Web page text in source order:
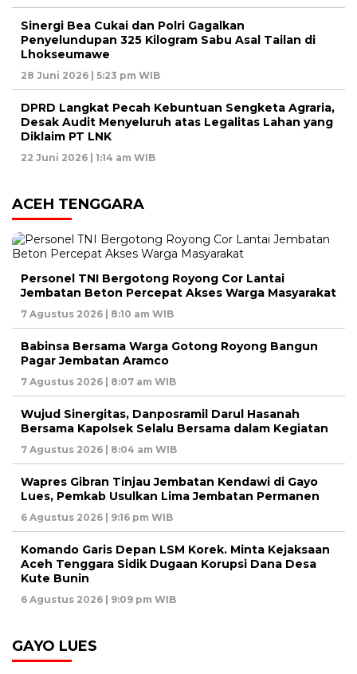
Sinergi Bea Cukai dan Polri Gagalkan
Penyelundupan 325 Kilogram Sabu Asal Tailan di
Lhokseumawe
28 Juni 2026 | 5:23 pm WIB
DPRD Langkat Pecah Kebuntuan Sengketa Agraria,
Desak Audit Menyeluruh atas Legalitas Lahan yang
Diklaim PT LNK
22 Juni 2026 | 1:14 am WIB
ACEH TENGGARA
Personel TNI Bergotong Royong Cor Lantai
Jembatan Beton Percepat Akses Warga Masyarakat
7 Agustus 2026 | 8:10 am WIB
Babinsa Bersama Warga Gotong Royong Bangun
Pagar Jembatan Aramco
7 Agustus 2026 | 8:07 am WIB
Wujud Sinergitas, Danposramil Darul Hasanah
Bersama Kapolsek Selalu Bersama dalam Kegiatan
7 Agustus 2026 | 8:04 am WIB
Wapres Gibran Tinjau Jembatan Kendawi di Gayo
Lues, Pemkab Usulkan Lima Jembatan Permanen
6 Agustus 2026 | 9:16 pm WIB
Komando Garis Depan LSM Korek. Minta Kejaksaan
Aceh Tenggara Sidik Dugaan Korupsi Dana Desa
Kute Bunin
6 Agustus 2026 | 9:09 pm WIB
GAYO LUES